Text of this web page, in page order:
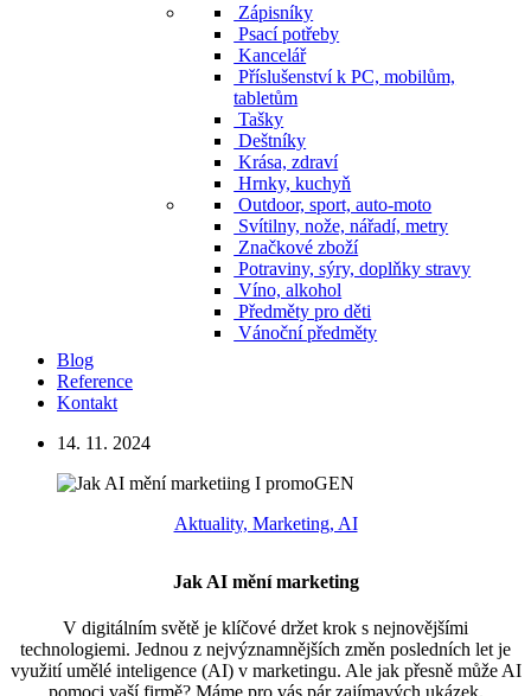
Zápisníky
Psací potřeby
Kancelář
Příslušenství k PC, mobilům,
tabletům
Tašky
Deštníky
Krása, zdraví
Hrnky, kuchyň
Outdoor, sport, auto-moto
Svítilny, nože, nářadí, metry
Značkové zboží
Potraviny, sýry, doplňky stravy
Víno, alkohol
Předměty pro děti
Vánoční předměty
Blog
Reference
Kontakt
14. 11. 2024
Aktuality, Marketing, AI
Jak AI mění marketing
V digitálním světě je klíčové držet krok s nejnovějšími
technologiemi. Jednou z nejvýznamnějších změn posledních let je
využití umělé inteligence (AI) v marketingu. Ale jak přesně může AI